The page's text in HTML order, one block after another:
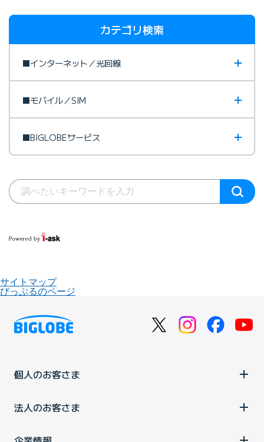
カテゴリ検索
■インターネット／光回線
■モバイル／SIM
■BIGLOBEサービス
サイトマップ
びっぷるのページ
個人のお客さま
法人のお客さま